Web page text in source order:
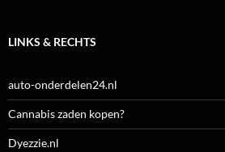
LINKS & RECHTS
auto-onderdelen24.nl
Cannabis zaden kopen?
Dyezzie.nl